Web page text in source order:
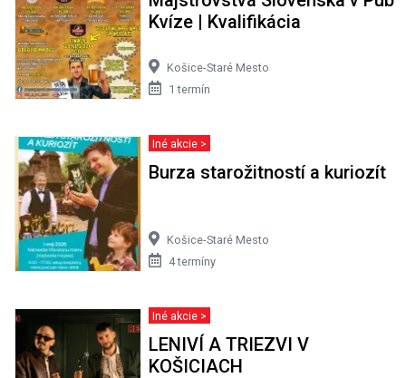
Kvíze | Kvalifikácia
Košice-Staré Mesto
1 termín
Iné akcie >
Burza starožitností a kuriozít
Košice-Staré Mesto
4 termíny
Iné akcie >
LENIVÍ A TRIEZVI V
KOŠICIACH